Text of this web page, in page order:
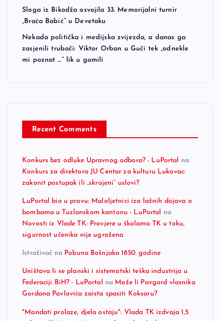
Sloga iz Bikodža osvojila 33. Memorijalni turnir
„Braća Babić“ u Devetaku
Nekada politička i medijska zvijezda, a danas ga
zasjenili trubači: Viktor Orban u Guči tek „odnekle
mi poznat …“ lik u gomili
Recent Comments
Konkurs bez odluke Upravnog odbora? - LuPortal na
Konkurs za direktora JU Centar za kulturu Lukavac:
zakonit postupak ili „skrojeni“ uslovi?
LuPortal bio u pravu: Maloljetnici iza lažnih dojava o
bombama u Tuzlanskom kantonu - LuPortal na
Novosti iz Vlade TK: Provjere u školama TK u toku,
sigurnost učenika nije ugrožena
Istraživač na Pobuna Bošnjaka 1850. godine
Uništava li se planski i sistematski teška industrija u
Federaciji BiH? - LuPortal na Može li Pavgord vlasnika
Gordana Pavlovića zaista spasiti Koksaru?
"Mandati prolaze, djela ostaju": Vlada TK izdvaja 1,5